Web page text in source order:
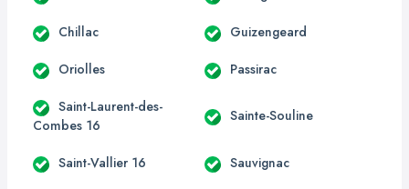
Chillac Guizengeard
Oriolles Passirac
Saint-Laurent-des-
Combes 16
Sainte-Souline
Saint-Vallier 16 Sauvignac